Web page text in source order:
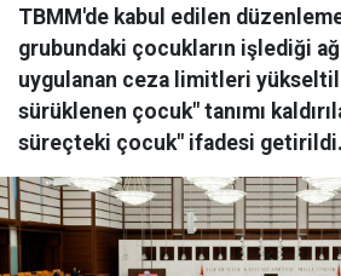
TBMM'de kabul edilen
grubundaki çocukların işlediği
uygulanan ceza limitleri
sürüklenen çocuk" tanımı
süreçteki çocuk" ifadesi getirildi.